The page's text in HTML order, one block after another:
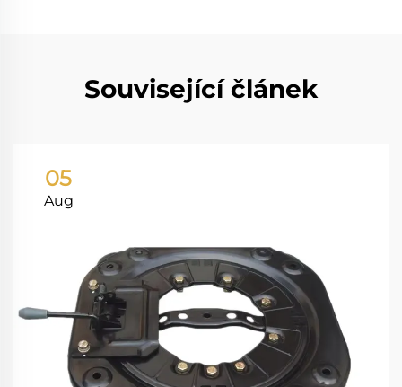
Související článek
05
Aug